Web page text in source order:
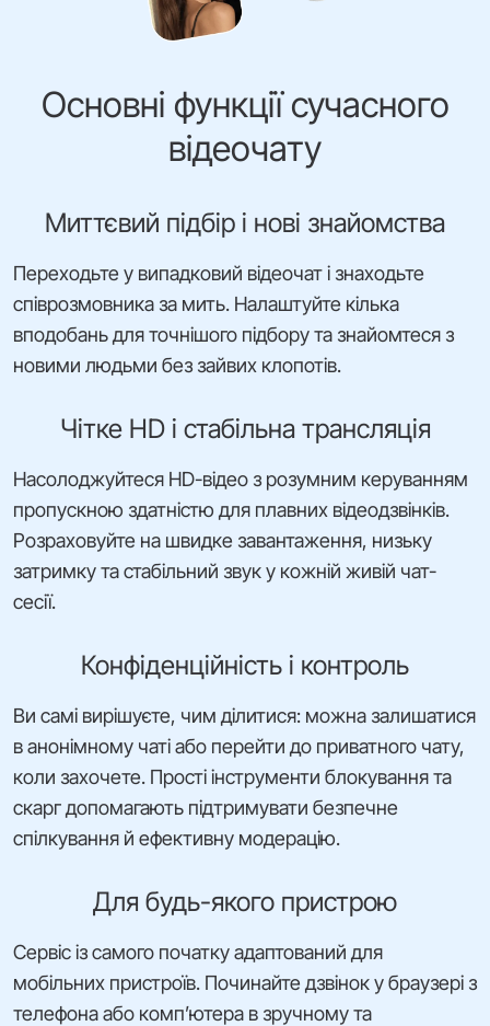
Основні функції сучасного
відеочату
Миттєвий підбір і нові знайомства
Переходьте у випадковий відеочат і знаходьте
співрозмовника за мить. Налаштуйте кілька
вподобань для точнішого підбору та знайомтеся з
новими людьми без зайвих клопотів.
Чітке HD і стабільна трансляція
Насолоджуйтеся HD-відео з розумним керуванням
пропускною здатністю для плавних відеодзвінків.
Розраховуйте на швидке завантаження, низьку
затримку та стабільний звук у кожній живій чат-
сесії.
Конфіденційність і контроль
Ви самі вирішуєте, чим ділитися: можна залишатися
в анонімному чаті або перейти до приватного чату,
коли захочете. Прості інструменти блокування та
скарг допомагають підтримувати безпечне
спілкування й ефективну модерацію.
Для будь-якого пристрою
Сервіс із самого початку адаптований для
мобільних пристроїв. Починайте дзвінок у браузері з
телефона або комп’ютера в зручному та